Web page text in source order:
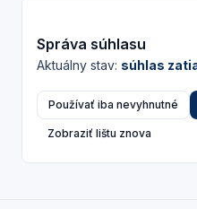
Správa súhlasu
Aktuálny stav: súhlas
Používať iba nevyhnutné
Zobraziť lištu znova